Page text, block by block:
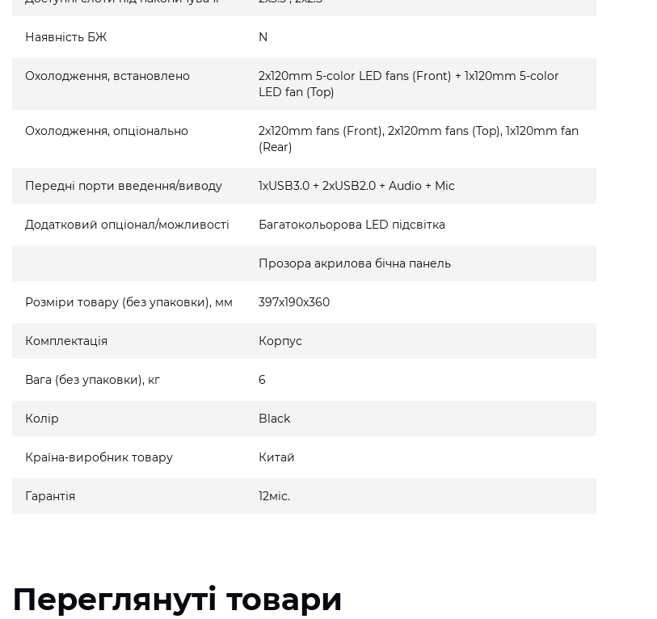
Наявність БЖ N
Охолодження, встановлено
2x120mm 5-color LED fans (Front) + 1x120mm 5-color
LED fan (Top)
Охолодження, опціонально
2x120mm fans (Front), 2x120mm fans (Top), 1x120mm fan
(Rear)
Передні порти введення/виводу 1хUSB3.0 + 2хUSB2.0 + Audio + Mic
Додатковий опціонал/можливості Багатокольорова LED підсвітка
Прозора акрилова бічна панель
Розміри товару (без упаковки), мм 397х190х360
Комплектація Корпус
Вага (без упаковки), кг 6
Колір Black
Країна-виробник товару Китай
Гарантія 12міс.
Переглянуті товари